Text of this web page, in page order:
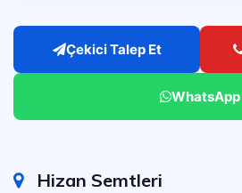
Çekici Talep Et
WhatsApp
Hizan Semtleri